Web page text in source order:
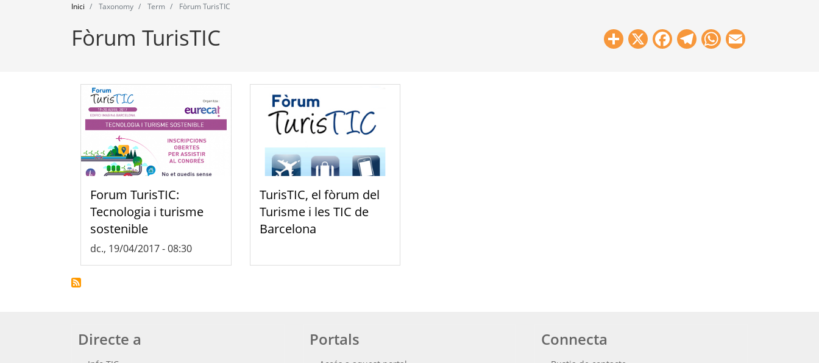
Inici Taxonomy Term Fòrum TurisTIC
Fòrum TurisTIC Share
X Facebook
Telegram
WhatsApp
Forum TurisTIC:
Tecnologia i turisme
sostenible
dc., 19/04/2017 - 08:30
TurisTIC, el fòrum del
Turisme i les TIC de
Barcelona
Directe a Portals Connecta